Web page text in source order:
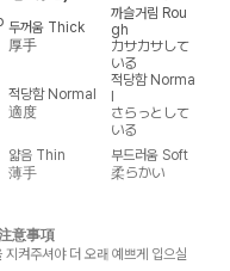
두꺼움 Thick
厚手
까슬거림 Rou
gh
カサカサして
いる
적당함 Normal
適度
적당함 Norma
l
さらっとして
いる
얇음 Thin
薄手
부드러움 Soft
柔らかい
意事項
켜주셔야 더 오래 예쁘게 입으실